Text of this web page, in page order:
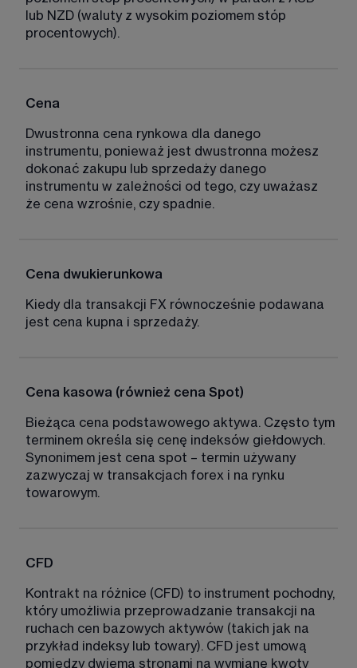
lub NZD (waluty z wysokim poziomem stóp
procentowych).
Cena
Dwustronna cena rynkowa dla danego
instrumentu, ponieważ jest dwustronna możesz
dokonać zakupu lub sprzedaży danego
instrumentu w zależności od tego, czy uważasz
że cena wzrośnie, czy spadnie.
Cena dwukierunkowa
Kiedy dla transakcji FX równocześnie podawana
jest cena kupna i sprzedaży.
Cena kasowa (również cena Spot)
Bieżąca cena podstawowego aktywa. Często tym
terminem określa się cenę indeksów giełdowych.
Synonimem jest cena spot – termin używany
zazwyczaj w transakcjach forex i na rynku
towarowym.
CFD
Kontrakt na różnice (CFD) to instrument pochodny,
który umożliwia przeprowadzanie transakcji na
ruchach cen bazowych aktywów (takich jak na
przykład indeksy lub towary). CFD jest umową
pomiędzy dwiema stronami na wymianę kwoty